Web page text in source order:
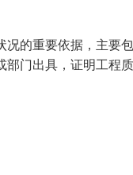
的重要依据，主要
门出具，证明工程